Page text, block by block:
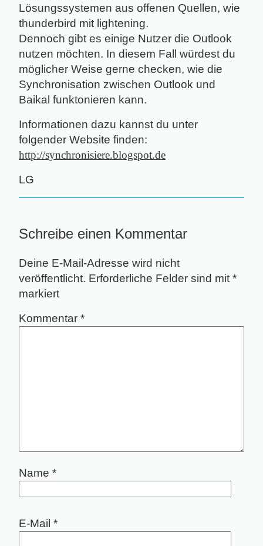
Lösungssystemen aus offenen Quellen, wie
thunderbird mit lightening.
Dennoch gibt es einige Nutzer die Outlook
nutzen möchten. In diesem Fall würdest du
möglicher Weise gerne checken, wie die
Synchronisation zwischen Outlook und
Baikal funktonieren kann.
Informationen dazu kannst du unter
folgender Website finden:
http://synchronisiere.blogspot.de
LG
Schreibe einen Kommentar
Deine E-Mail-Adresse wird nicht
veröffentlicht. Erforderliche Felder sind mit *
markiert
Kommentar *
Name *
E-Mail *